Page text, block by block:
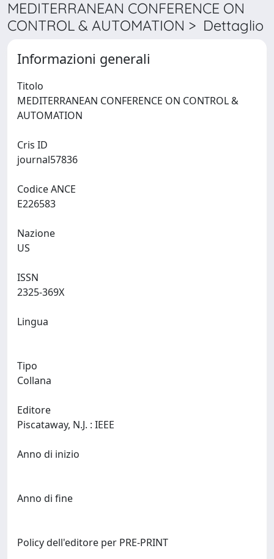
MEDITERRANEAN CONFERENCE ON
CONTROL & AUTOMATION > Dettaglio
Informazioni generali
Titolo
MEDITERRANEAN CONFERENCE ON CONTROL &
Cris ID
Codice ANCE
Nazione
ISSN
Lingua
Tipo
Collana
Editore
Anno di inizio
Anno di fine
Policy dell'editore per PRE-PRINT